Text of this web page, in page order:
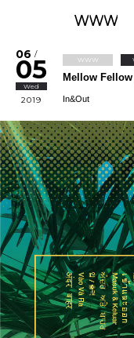
06 /
05
Wed
2019
WWW
Mellow
In&Out